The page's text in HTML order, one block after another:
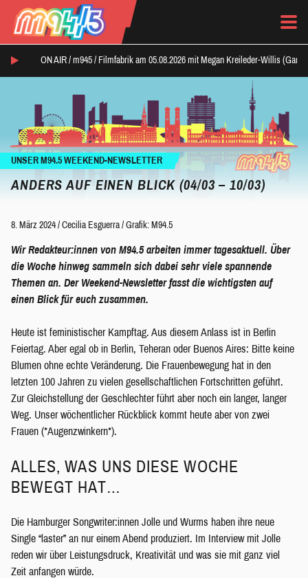
ON AIR / m945 / Filmfabrik am 05.08.2026 mit Megan Kreileder-Willis
UNSER M94.5 WEEKEND-NEWSLETTER
ANDERS AUF EINEN BLICK (04/03 – 10/03)
8. März 2024/ Cecilia Esguerra / Grafik: M94.5
Wir Redakteur:innen von M94.5 arbeiten immer tagesaktuell. Über
die Woche hinweg sammeln sich dabei sehr viele spannende
Themen an. Der Weekend-Newsletter fasst die wichtigsten auf
einen Blick für euch zusammen.
Heute ist feministischer Kampftag. Aus diesem Anlass ist in Berlin
Feiertag. Aber egal ob in Berlin, Teheran oder Buenos Aires: Bitte keine
Blumen ohne echte Veränderung. Die Frauenbewegung hat in den
letzten 100 Jahren zu vielen gesellschaftlichen Fortschritten geführt.
Zur Gleichstellung der Geschlechter führt aber noch ein langer, langer
Weg. Unser wöchentlicher Rückblick kommt heute aber von zwei
Frauen (*Augenzwinkern*).
ALLES, WAS UNS DIESE WOCHE
BEWEGT HAT…
Die Hamburger Songwriter:innen Jolle und Wurms haben ihre neue
Single “laster” an nur einem Abend produziert. Im Interview mit Jolle
reden wir über Leistungsdruck, Kreativität und was sie mit ganz viel
Zeit anfangen würde.